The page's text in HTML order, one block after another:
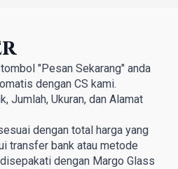
"Pesan Sekarang" anda
dengan CS kami.
Jumlah, Ukuran, dan Alamat
dengan total harga yang
transfer bank atau metode
dengan Margo Glass